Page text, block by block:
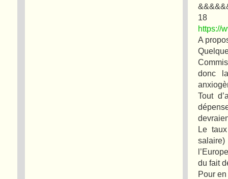
18
https://
A
donc
Tout
Le
du fait
Pour